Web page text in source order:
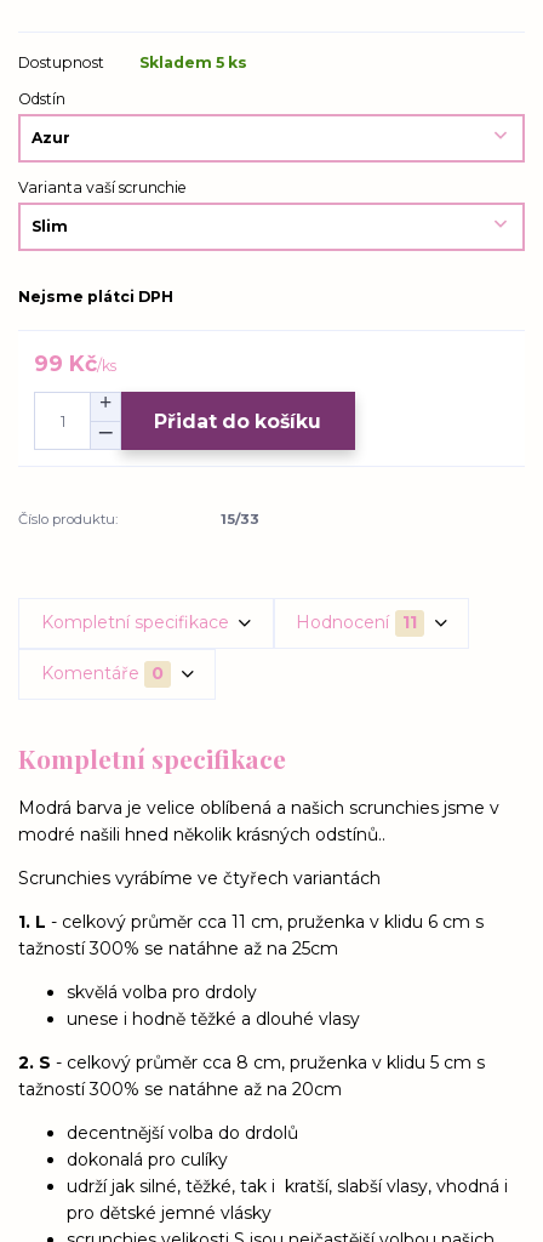
Dostupnost
Skladem 5 ks
Odstín
Varianta vaší scrunchie
Nejsme plátci DPH
99 Kč/ks
Přidat do košíku
Číslo produktu: 15/33
Kompletní specifikace Hodnocení 11
Komentáře 0
Kompletní specifikace
Modrá barva je velice oblíbená a našich scrunchies jsme v
modré našili hned několik krásných odstínů..
Scrunchies vyrábíme ve čtyřech variantách
1. L - celkový průměr cca 11 cm, pruženka v klidu 6 cm s
tažností 300% se natáhne až na 25cm
skvělá volba pro drdoly
unese i hodně těžké a dlouhé vlasy
2. S - celkový průměr cca 8 cm, pruženka v klidu 5 cm s
tažností 300% se natáhne až na 20cm
decentnější volba do drdolů
dokonalá pro culíky
udrží jak silné, těžké, tak i kratší, slabší vlasy, vhodná i
pro dětské jemné vlásky